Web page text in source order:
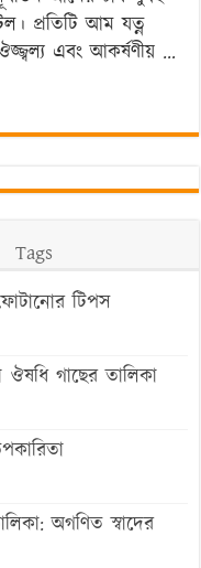
প্রতিটি আম যত্ন
এবং আকর্ষণীয় …
Tags
টিপস
ঔষধি গাছের তালিকা
অগণিত স্বাদের